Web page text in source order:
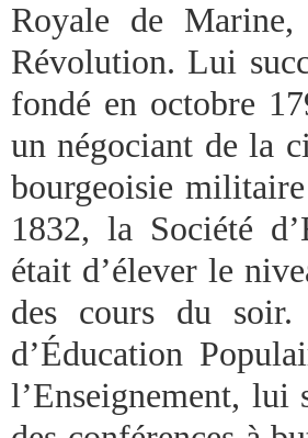
Royale de
Révolution. Lui
fondé en octobre
un négociant de la
bourgeoisie
1832, la Société
était d’élever le
des cours du
d’Éducation
l’Enseignement, lui